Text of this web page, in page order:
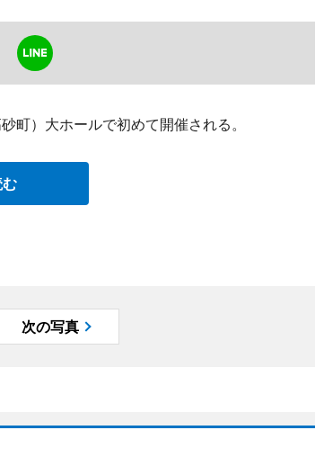
町）大ホールで初めて開催される。
次の写真